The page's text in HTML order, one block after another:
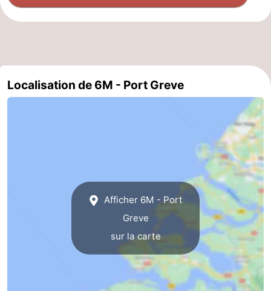
Hollande-
Leiden
Bollenstreek
-
Localisation de 6M - Port Greve
Afficher 6M - Port
Greve
sur la carte